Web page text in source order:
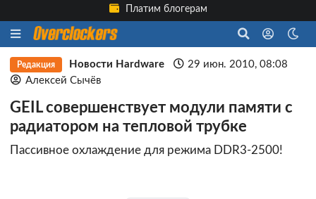
Платим блогерам
Редакция Новости Hardware
29 июн. 2010, 08:08
Алексей Сычёв
GEIL совершенствует модули памяти с
радиатором на тепловой трубке
Пассивное охлаждение для режима DDR3-2500!